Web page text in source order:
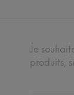
Je
produits,